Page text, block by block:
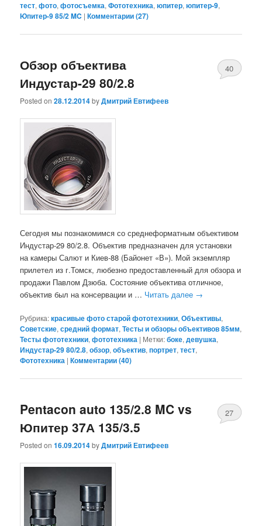
тест,фото,фотосъемка,Фототехника,юпитер,юпитер-9,
Юпитер-9 85/2 MC |Комментарии (27)
Обзор объектива
Индустар-29 80/2.8
Posted on28.12.2014byДмитрий Евтифеев
40
Сегодня мы познакомимся со среднеформатным объективом
Индустар-29 80/2.8. Объектив предназначен для установки
на камеры Салют и Киев-88 (Байонет «В»). Мой экземпляр
прилетел из г.Томск, любезно предоставленный для обзора и
продажи Павлом Дзюба. Состояние объектива отличное,
объектив был на консервации и … Читать далее →
Рубрика:красивые фото старой фототехники,Объективы,
Советские,средний формат,Тесты и обзоры объективов 85мм,
Тесты фототехники,фототехника | Метки:боке,девушка,
Индустар-29 80/2.8,обзор,объектив,портрет,тест,
Фототехника |Комментарии (40)
Pentacon auto 135/2.8 MC vs
Юпитер 37А 135/3.5
Posted on16.09.2014byДмитрий Евтифеев
27